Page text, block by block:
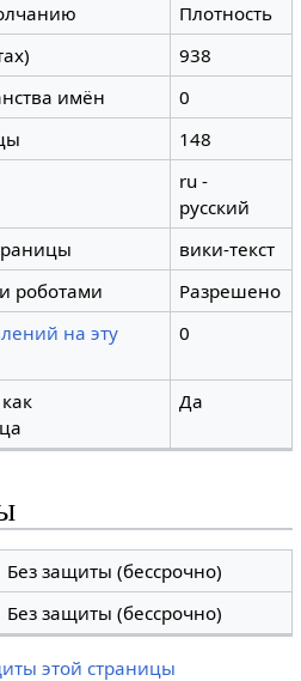
Плотность
938
имён
0
148
ru -
русский
вики-текст
роботами
Разрешено
на эту
0
Да
Без защиты (бессрочно)
Без защиты (бессрочно)
этой страницы